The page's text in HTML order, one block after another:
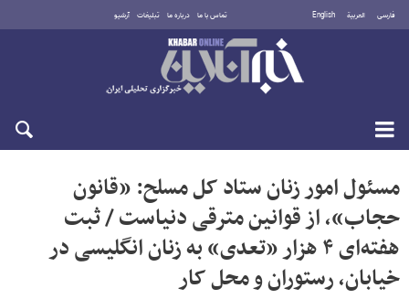
فارسی العربية English تماس با ما درباره ما تبلیغات آرشیو
یکشنبه ۱۸ مرداد ۱۴۰۵
مسئول امور زنان ستاد کل مسلح: «قانون
حجاب»، از قوانین مترقی دنیاست / ثبت
هفته‌ای ۴ هزار «تعدی» به زنان انگلیسی در
خیابان، رستوران و محل کار